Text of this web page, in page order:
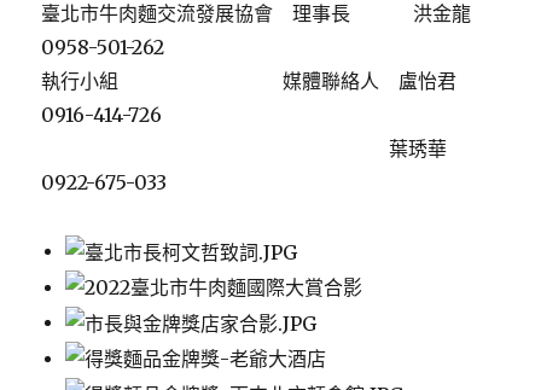
臺北市牛肉麵交流發展協會 理事長 洪金龍
0958-501-262
執行小組 媒體聯絡人 盧怡君
0916-414-726
葉琇華
0922-675-033